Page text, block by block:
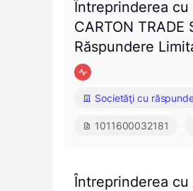
Întreprinderea
CARTON
Răspundere
Societăţi cu
1011600032181
Întreprinderea